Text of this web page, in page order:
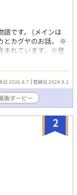
語です。 (メインは
とカグヤのお話。 ※
まれています。※登
れ等の表現が苦手
致します。
日 2026.8.7 登録日 2024.9.1
画ダービー
2